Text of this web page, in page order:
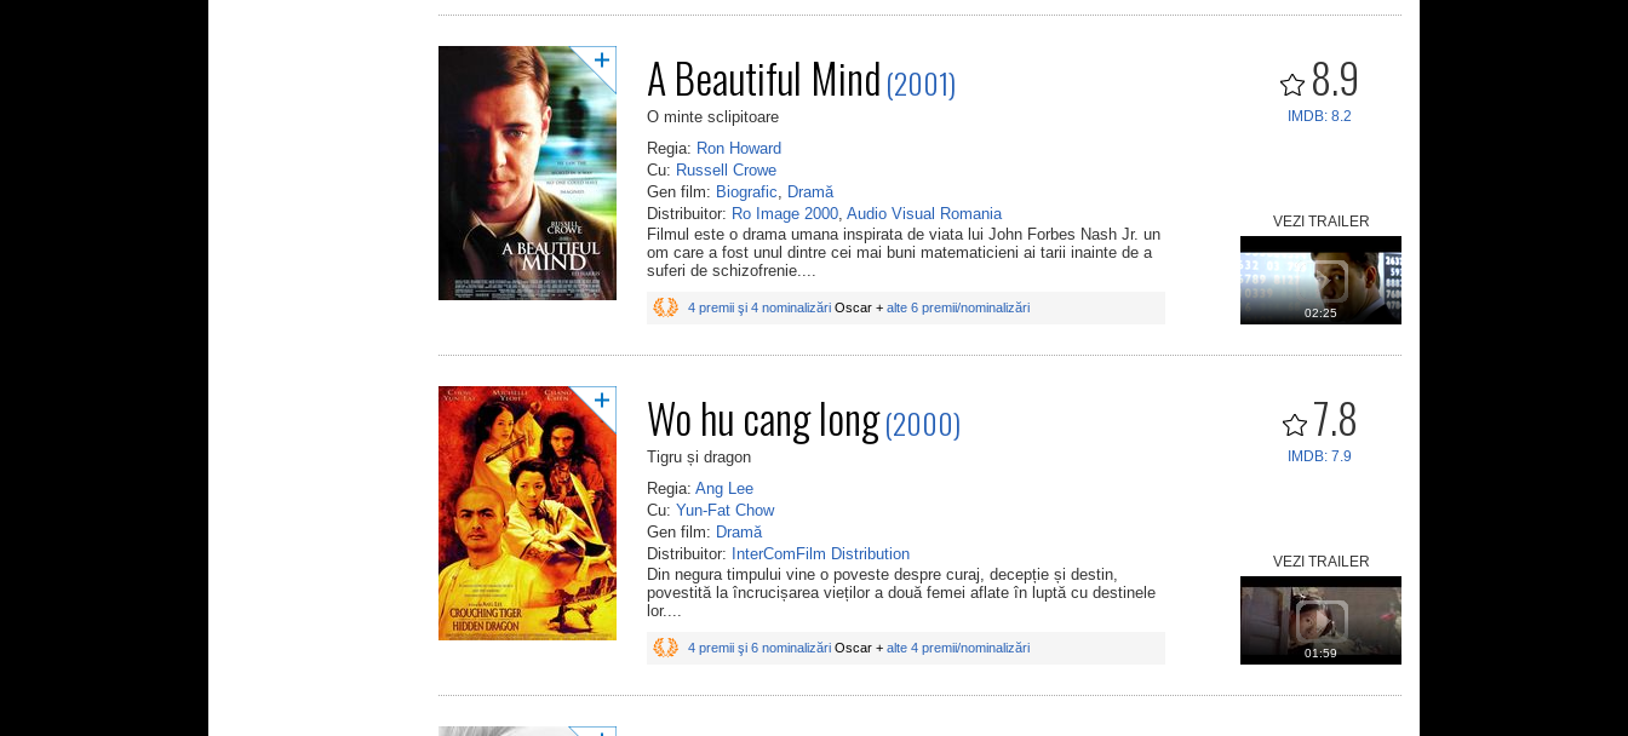
A Beautiful Mind(2001)
O minte sclipitoare
Regia: Ron Howard
Cu: Russell Crowe
Gen film: Biografic, Dramă
Distribuitor: Ro Image 2000, Audio Visual Romania
Filmul este o drama umana inspirata de viata lui John Forbes Nash Jr. un
om care a fost unul dintre cei mai buni matematicieni ai tarii inainte de a
suferi de schizofrenie....
4 premii şi 4 nominalizări Oscar + alte 6 premii/nominalizări
8.9
IMDB: 8.2
VEZI TRAILER
02:25
Wo hu cang long(2000)
Tigru și dragon
Regia: Ang Lee
Cu: Yun-Fat Chow
Gen film: Dramă
Distribuitor: InterComFilm Distribution
Din negura timpului vine o poveste despre curaj, decepție și destin,
povestită la încrucișarea vieților a două femei aflate în luptă cu destinele
lor....
4 premii şi 6 nominalizări Oscar + alte 4 premii/nominalizări
7.8
IMDB: 7.9
VEZI TRAILER
01:59